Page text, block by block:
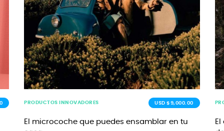
PRODUCTOS INNOVADORES USD $9,000.00
El microcoche que puedes ensamblar en tu